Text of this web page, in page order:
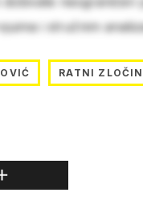
i stručnim
RATNI ZLOČIN